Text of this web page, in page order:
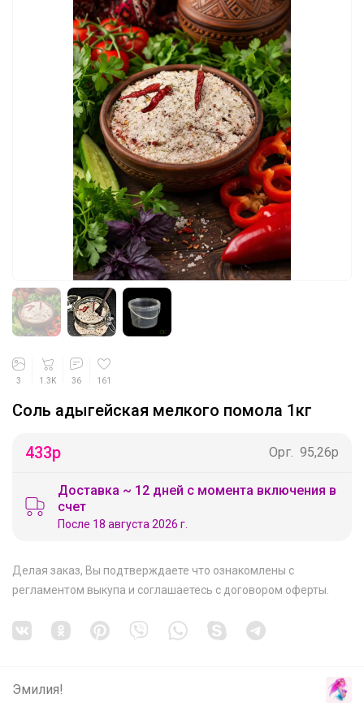
3 1.3K 36 161
Соль адыгейская мелкого помола 1кг
433р Орг. 95,26р
Доставка ~ 12 дней с момента включения в
счет
После 18 августа 2026 г.
Делая заказ, Вы подтверждаете что ознакомлены с
регламентом выкупа и соглашаетесь с договором оферты
Эмилия!